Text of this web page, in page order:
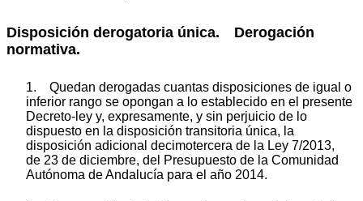
Disposición derogatoria única. Derogación
normativa.
1. Quedan derogadas cuantas disposiciones de igual o
inferior rango se opongan a lo establecido en el presente
Decreto-ley y, expresamente, y sin perjuicio de lo
dispuesto en la disposición transitoria única, la
disposición adicional decimotercera de la Ley 7/2013,
de 23 de diciembre, del Presupuesto de la Comunidad
Autónoma de Andalucía para el año 2014.